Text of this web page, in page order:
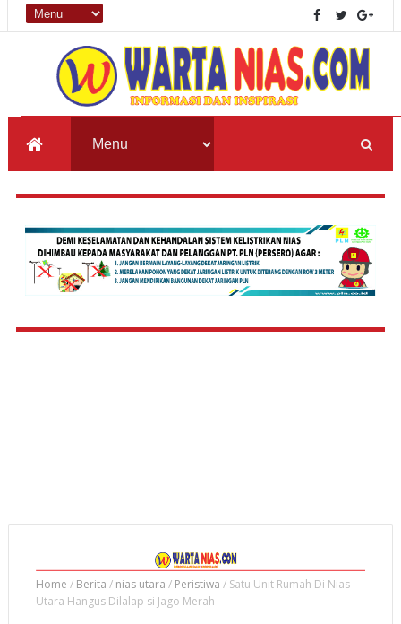
Home / Berita / nias utara / Peristiwa / Satu Unit Rumah Di Nias
Utara Hangus Dilalap si Jago Merah